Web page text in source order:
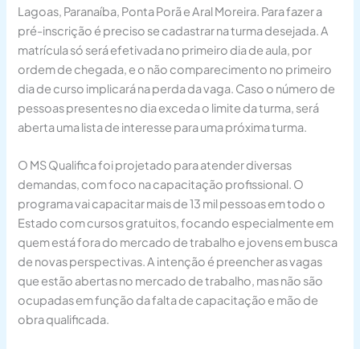
Lagoas, Paranaíba, Ponta Porã e Aral Moreira. Para fazer a
pré-inscrição é preciso se cadastrar na turma desejada. A
matrícula só será efetivada no primeiro dia de aula, por
ordem de chegada, e o não comparecimento no primeiro
dia de curso implicará na perda da vaga. Caso o número de
pessoas presentes no dia exceda o limite da turma, será
aberta uma lista de interesse para uma próxima turma.
O MS Qualifica foi projetado para atender diversas
demandas, com foco na capacitação profissional. O
programa vai capacitar mais de 13 mil pessoas em todo o
Estado com cursos gratuitos, focando especialmente em
quem está fora do mercado de trabalho e jovens em busca
de novas perspectivas. A intenção é preencher as vagas
que estão abertas no mercado de trabalho, mas não são
ocupadas em função da falta de capacitação e mão de
obra qualificada.